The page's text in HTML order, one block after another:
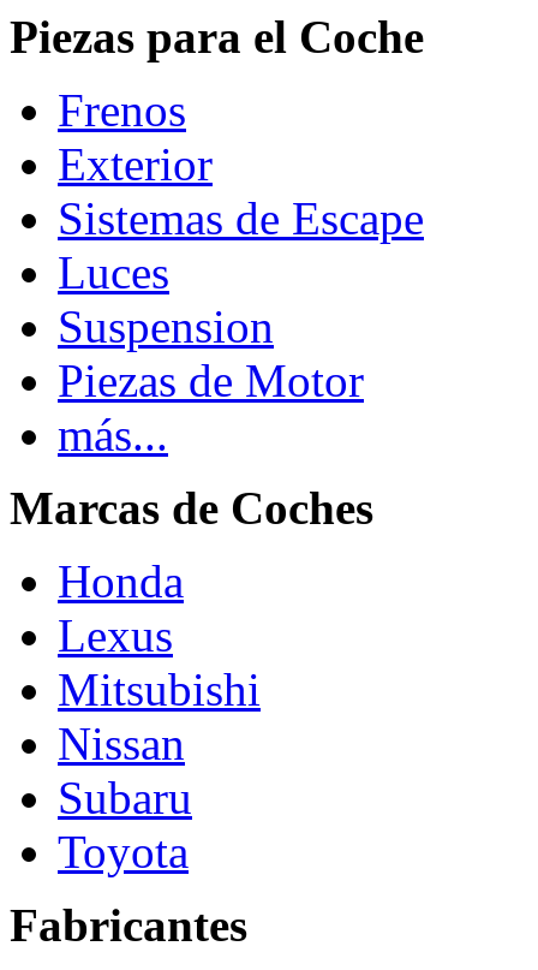
Piezas para el Coche
Frenos
Exterior
Sistemas de Escape
Luces
Suspension
Piezas de Motor
más...
Marcas de Coches
Honda
Lexus
Mitsubishi
Nissan
Subaru
Toyota
Fabricantes